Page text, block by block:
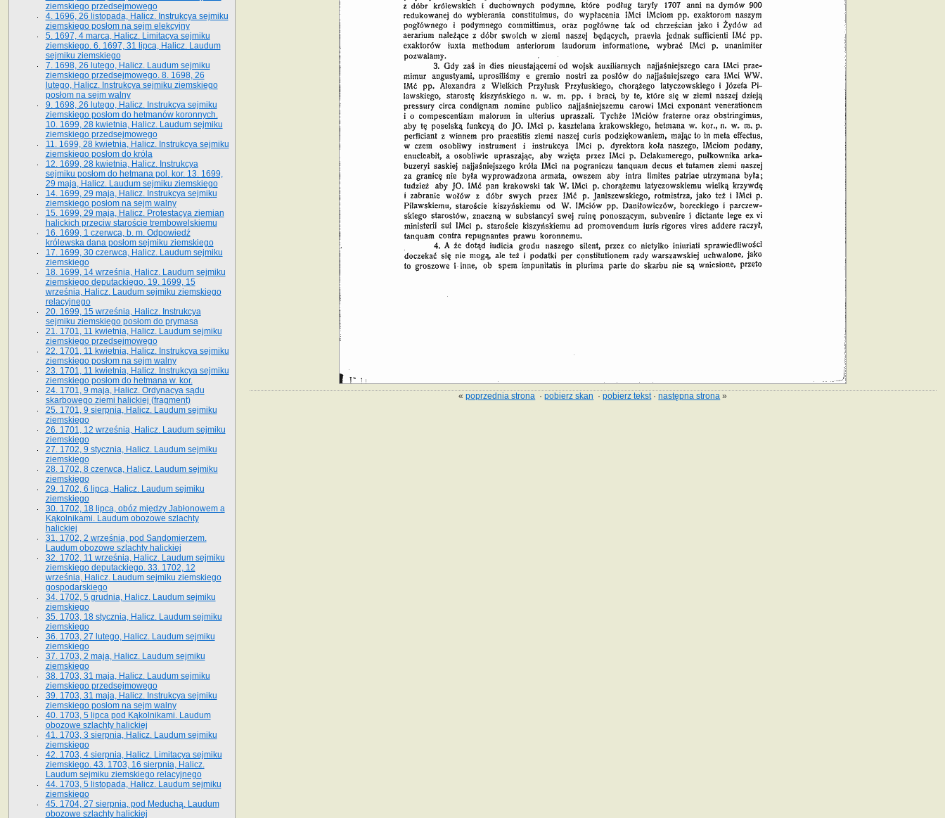
«poprzednia strona ·pobierz skan ·pobierz tekst·następna strona »
ziemskiego przedsejmowego
4. 1696, 26 listopada, Halicz. Instrukcya sejmiku
ziemskiego posłom na sejm elekcyjny
5. 1697, 4 marca, Halicz. Limitacya sejmiku
ziemskiego. 6. 1697, 31 lipca, Halicz. Laudum
sejmiku ziemskiego
7. 1698, 26 lutego, Halicz. Laudum sejmiku
ziemskiego przedsejmowego. 8. 1698, 26
lutego, Halicz. Instrukcya sejmiku ziemskiego
posłom na sejm walny
9. 1698, 26 lutego, Halicz. Instrukcya sejmiku
ziemskiego posłom do hetmanów koronnych.
10. 1699, 28 kwietnia, Halicz. Laudum sejmiku
ziemskiego przedsejmowego
11. 1699, 28 kwietnia, Halicz. Instrukcya sejmiku
ziemskiego posłom do króla
12. 1699, 28 kwietnia, Halicz. Instrukcya
sejmiku posłom do hetmana pol. kor. 13. 1699,
29 maja, Halicz. Laudum sejmiku ziemskiego
14. 1699, 29 maja, Halicz. Instrukcya sejmiku
ziemskiego posłom na sejm walny
15. 1699, 29 maja, Halicz. Protestacya ziemian
halickich przeciw staroście trembowelskiemu
16. 1699, 1 czerwca, b. m. Odpowiedź
królewska dana posłom sejmiku ziemskiego
17. 1699, 30 czerwca, Halicz. Laudum sejmiku
ziemskiego
18. 1699, 14 września, Halicz. Laudum sejmiku
ziemskiego deputackiego. 19. 1699, 15
września, Halicz. Laudum sejmiku ziemskiego
relacyjnego
20. 1699, 15 września, Halicz. Instrukcya
sejmiku ziemskiego posłom do prymasa
21. 1701, 11 kwietnia, Halicz. Laudum sejmiku
ziemskiego przedsejmowego
22. 1701, 11 kwietnia, Halicz. Instrukcya sejmiku
ziemskiego posłom na sejm walny
23. 1701, 11 kwietnia, Halicz. Instrukcya sejmiku
ziemskiego posłom do hetmana w. kor.
24. 1701, 9 maja, Halicz. Ordynacya sądu
skarbowego ziemi halickiej (fragment)
25. 1701, 9 sierpnia, Halicz. Laudum sejmiku
ziemskiego
26. 1701, 12 września, Halicz. Laudum sejmiku
ziemskiego
27. 1702, 9 stycznia, Halicz. Laudum sejmiku
ziemskiego
28. 1702, 8 czerwca, Halicz. Laudum sejmiku
ziemskiego
29. 1702, 6 lipca, Halicz. Laudum sejmiku
ziemskiego
30. 1702, 18 lipca, obóz między Jabłonowem a
Kąkolnikami. Laudum obozowe szlachty
halickiej
31. 1702, 2 września, pod Sandomierzem.
Laudum obozowe szlachty halickiej
32. 1702, 11 września, Halicz. Laudum sejmiku
ziemskiego deputackiego. 33. 1702, 12
września, Halicz. Laudum sejmiku ziemskiego
gospodarskiego
34. 1702, 5 grudnia, Halicz. Laudum sejmiku
ziemskiego
35. 1703, 18 stycznia, Halicz. Laudum sejmiku
ziemskiego
36. 1703, 27 lutego, Halicz. Laudum sejmiku
ziemskiego
37. 1703, 2 maja, Halicz. Laudum sejmiku
ziemskiego
38. 1703, 31 maja, Halicz. Laudum sejmiku
ziemskiego przedsejmowego
39. 1703, 31 maja, Halicz. Instrukcya sejmiku
ziemskiego posłom na sejm walny
40. 1703, 5 lipca pod Kąkolnikami. Laudum
obozowe szlachty halickiej
41­. 1703, 3 sierpnia, Halicz. Laudum sejmiku
ziemskiego
42. 1703, 4 sierpnia, Halicz. Limitacya sejmiku
ziemskiego. 43. 1703, 16 sierpnia, Halicz.
Laudum sejmiku ziemskiego relacyjnego
44. 1703, 5 listopada, Halicz. Laudum sejmiku
ziemskiego
45. 1704, 27 sierpnia, pod Meduchą. Laudum
obozowe szlachty halickiej